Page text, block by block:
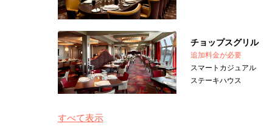
チョップスグリル
追加料金が必要
スマートカジュアル
ステーキハウス
すべて表示